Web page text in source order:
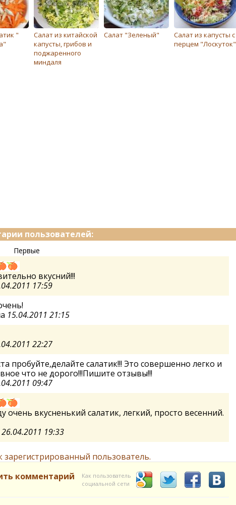
"
Салат из китайской
капусты, грибов и
поджаренного
миндаля
Салат "Зеленый"
Салат из капусты с
перцем "Лоскуток"
пользователей:
Первые
вкусний!!!
17:59
15.04.2011 21:15
22:27
пробуйте,делайте салатик!!! Это совершенно легко и
что не дорого!!!Пишите отзывы!!!
09:47
очень вкусненький салатик, легкий, просто весенний.
26.04.2011 19:33
зарегистрированный пользователь.
комментарий
Как пользователь
социальной сети